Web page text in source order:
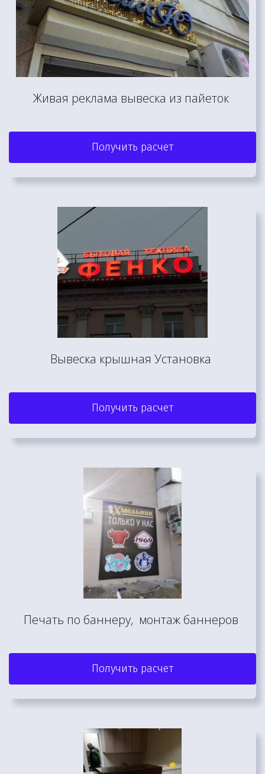
Живая реклама вывеска из пайеток
Получить расчет
Вывеска крышная Установка
Получить расчет
Печать по баннеру,  монтаж баннеров
Получить расчет